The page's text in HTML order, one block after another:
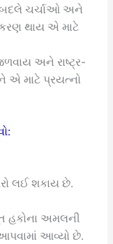
ચર્ચાઓ અને
થાય એ માટે
જળવાય અને રાષ્ટ્ર-
એ માટે પ્રયત્નો
લઈ શકાય છે.
હકોના અમલની
આવ્યો છે.